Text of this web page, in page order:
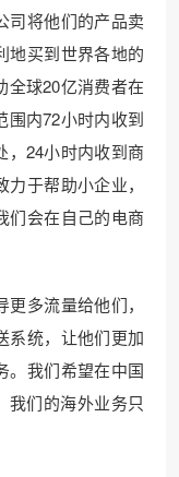
司将他们的产品卖
地买到世界各地的
全球20亿消费者在
围内72小时内收到
，24小时内收到商
于帮助小企业，
们会在自己的电商
多流量给他们，
系统，让他们更加
。我们希望在中国
我们的海外业务只